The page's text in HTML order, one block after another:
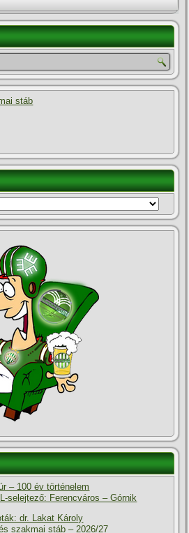
stáb
– 100 év történelem
selejtező: Ferencváros – Górnik
dr. Lakat Károly
szakmai stáb – 2026/27